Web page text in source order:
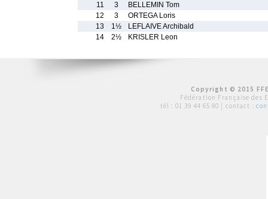
11
3
BELLEMIN Tom
12
3
ORTEGA Loris
13
1½
LEFLAIVE Archibald
14
2½ KRISLER Leon
Copyright © 2015
Fédération Française des
tél : 01 39 44 65 80 | contact :